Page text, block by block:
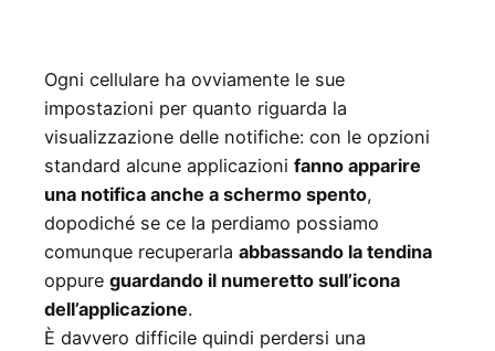
Ogni cellulare ha ovviamente le sue
impostazioni per quanto riguarda la
visualizzazione delle notifiche: con le opzioni
standard alcune applicazioni fanno apparire
una notifica anche a schermo spento,
dopodiché se ce la perdiamo possiamo
comunque recuperarla abbassando la tendina
oppure guardando il numeretto sull’icona
dell’applicazione.
È davvero difficile quindi perdersi una